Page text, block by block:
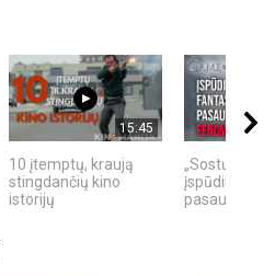
15:45
10 įtemptų, kraują
stingdančių kino
istorijų
„Sostų
įspūdingas
pasaulio